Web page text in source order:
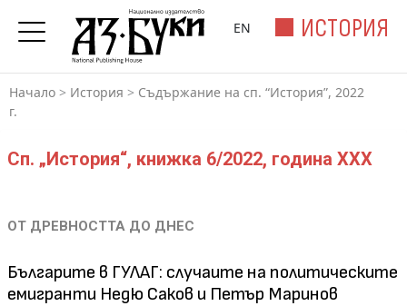
ИСТОРИЯ
EN
Начало > История > Съдържание на сп. “История”, 2022
г.
Сп. „История“, книжка 6/2022, година XXX
ОТ ДРЕВНОСТТА ДО ДНЕС
Българите в ГУЛАГ: случаите на политическите
емигранти Недю Саков и Петър Маринов